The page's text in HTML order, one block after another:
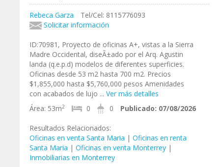
Rebeca Garza
Tel/Cel: 8115776093
Solicitar información
ID:70981, Proyecto de oficinas A+, vistas a la Sierra
Madre Occidental, diseÃ±ado por el Arq. Agustin
landa (q.e.p.d) modelos de diferentes superficies.
Oficinas desde 53 m2 hasta 700 m2. Precios
$1,855,000 hasta $5,760,000 pesos Amenidades
con acabados de lujo ... Ver más detalles
Área: 53m2 0 0 Publicado: 07/08/2026
Resultados Relacionados:
Oficinas en venta Santa Maria | Oficinas en renta
Santa Maria | Oficinas en venta Monterrey |
Inmobiliarias en Monterrey